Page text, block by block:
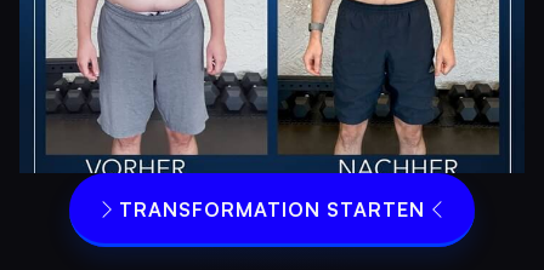
TRANSFORMATION STARTEN